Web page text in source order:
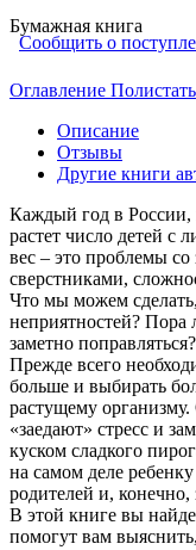
Бумажная книга
Сообщить о
Оглавление Полистать
Описание
Отзывы
Другие книги
Каждый год в России,
растет число детей
вес – это проблемы
сверстниками,
Что мы можем
неприятностей? Пора
заметно поправляться?
Прежде всего
больше и выбирать
растущему
«заедают» стресс и
куском сладкого
на самом деле
родителей и,
В этой книге вы
помогут вам